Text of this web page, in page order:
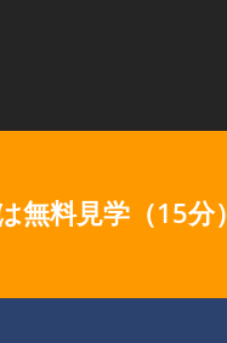
無料見学（15分）